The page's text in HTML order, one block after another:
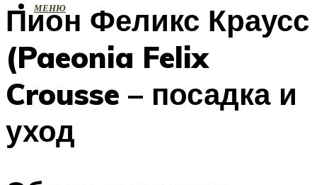
МЕНЮ
Пион Феликс Краусс
(Paeonia Felix
Crousse – посадка и
уход